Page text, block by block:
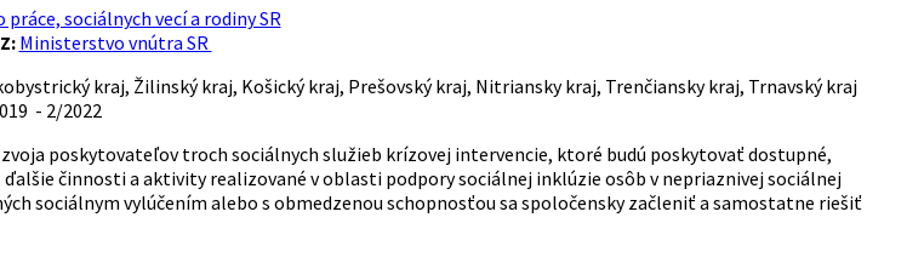
sociálnych vecí a rodiny SR
Ministerstvo vnútra SR
kraj, Žilinský kraj, Košický kraj, Prešovský kraj, Nitriansky kraj, Trenčiansky kraj, Trnavský kraj
- 2/2022
poskytovateľov troch sociálnych služieb krízovej intervencie, ktoré budú poskytovať dostupné,
činnosti a aktivity realizované v oblasti podpory sociálnej inklúzie osôb v nepriaznivej sociálnej
sociálnym vylúčením alebo s obmedzenou schopnosťou sa spoločensky začleniť a samostatne riešiť